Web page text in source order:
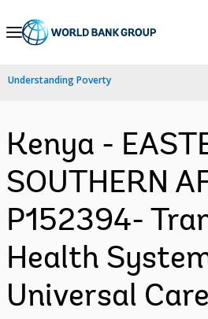
Skip
Navigation
Understanding Poverty
Kenya -
SOUTHERN
P152394-
Health
Universal